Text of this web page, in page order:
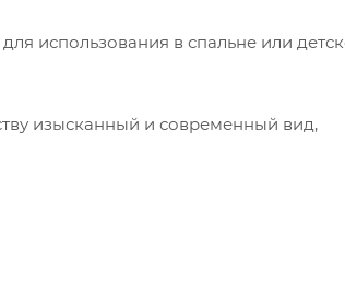
использования в спальне или
изысканный и современный вид,